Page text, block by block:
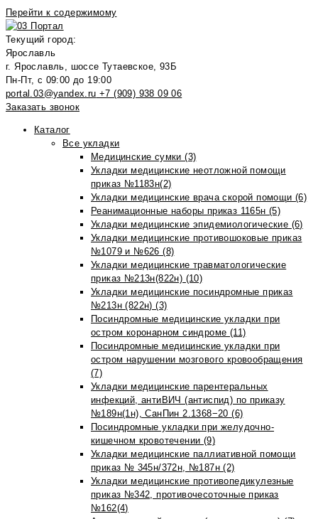
Перейти к содержимому
Текущий город:
Ярославль
г. Ярославль, шоссе Тутаевское, 93Б
Пн-Пт, с 09:00 до 19:00
portal.03@yandex.ru +7 (909) 938 09 06
Заказать звонок
Каталог
Все укладки
Медицинские сумки (3)
Укладки медицинские неотложной помощи
приказ №1183н(2)
Укладки медицинские врача скорой помощи (6)
Реанимационные наборы приказ 1165н (5)
Укладки медицинские эпидемиологические (6)
Укладки медицинские противошоковые приказ
№1079 и №626 (8)
Укладки медицинские травматологические
приказ №213н(822н) (10)
Укладки медицинские посиндромные приказ
№213н (822н) (3)
Посиндромные медицинские укладки при
остром коронарном синдроме (11)
Посиндромные медицинские укладки при
остром нарушении мозгового кровообращения
(7)
Укладки медицинские парентеральных
инфекций, антиВИЧ (антиспид) по приказу
№189н(1н), СанПин 2.1368−20 (6)
Посиндромные укладки при желудочно-
кишечном кровотечении (9)
Укладки медицинские паллиативной помощи
приказ № 345н/372н, №187н (2)
Укладки медицинские противопедикулезные
приказ №342, противочесоточные приказ
№162(4)